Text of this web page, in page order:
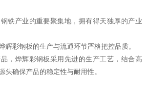
铁产业的重要聚集地，拥有得天独厚的产业
辉彩钢板的生产与流通环节严格把控品质。
，烨辉彩钢板采用先进的生产工艺，结合高
头确保产品的稳定性与耐用性。